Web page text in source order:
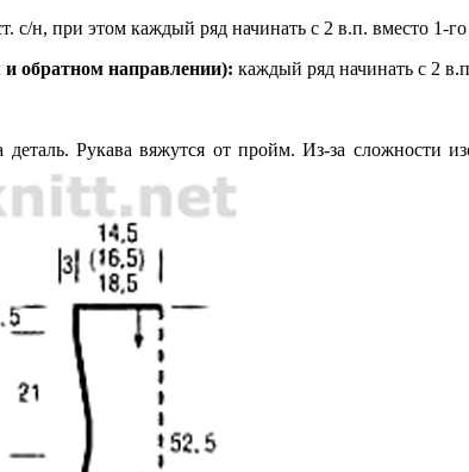
с/н, при этом каждый ряд начинать с 2 в.п. вместо 1-
обратном направлении): каждый ряд начинать с 2
Рукава вяжутся от пройм. Из-за сложности